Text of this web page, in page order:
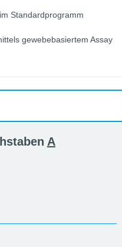
Standardprogramm
gewebebasiertem Assay
A